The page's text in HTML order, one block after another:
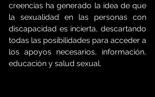
creencias ha generado la idea de que
la sexualidad en las personas con
discapacidad es incierta, descartando
todas las posibilidades para acceder a
los apoyos necesarios, información,
educación y salud sexual.